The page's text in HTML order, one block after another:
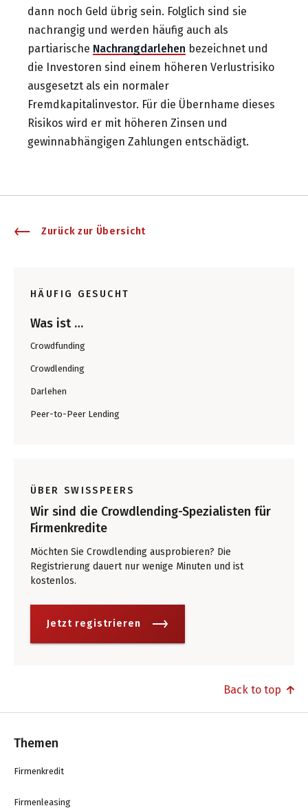
dann noch Geld übrig sein. Folglich sind sie
nachrangig und werden häufig auch als
partiarische Nachrangdarlehen bezeichnet und
die Investoren sind einem höheren Verlustrisiko
ausgesetzt als ein normaler
Fremdkapitalinvestor. Für die Übernhame dieses
Risikos wird er mit höheren Zinsen und
gewinnabhängigen Zahlungen entschädigt.
Zurück zur Übersicht
HÄUFIG GESUCHT
Was ist …
Crowdfunding
Crowdlending
Darlehen
Peer-to-Peer Lending
ÜBER SWISSPEERS
Wir sind die Crowdlending-Spezialisten für
Firmenkredite
Möchten Sie Crowdlending ausprobieren? Die
Registrierung dauert nur wenige Minuten und ist
kostenlos.
Jetzt registrieren
Back to top
Themen
Firmenkredit
Firmenleasing